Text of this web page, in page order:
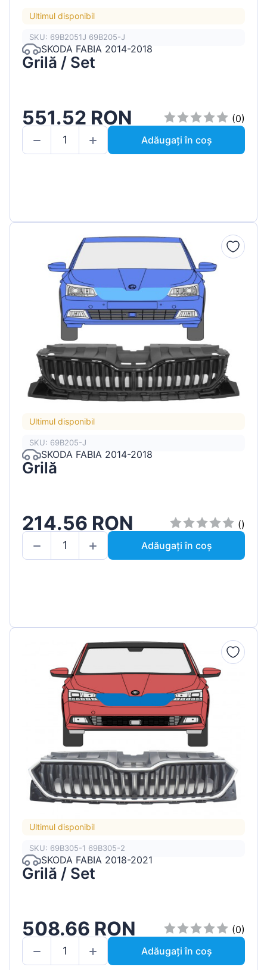
Ultimul disponibil
SKU: 69B2051J 69B205-J
SKODA FABIA 2014-2018
Grilă / Set
551.52 RON
(0)
Adăugați în coș
Ultimul disponibil
SKU: 69B205-J
SKODA FABIA 2014-2018
Grilă
214.56 RON
()
Adăugați în coș
Ultimul disponibil
SKU: 69B305-1 69B305-2
SKODA FABIA 2018-2021
Grilă / Set
508.66 RON
(0)
Adăugați în coș